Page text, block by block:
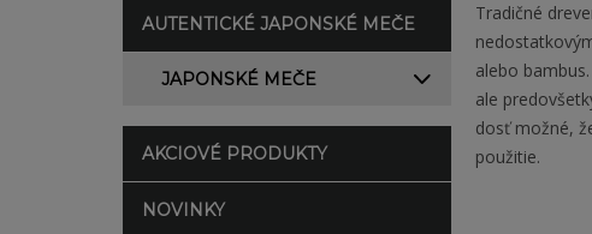
AUTENTICKÉ JAPONSKÉ MEČE
JAPONSKÉ MEČE
AKCIOVÉ PRODUKTY
NOVINKY
Tradičné
alebo
ale
dosť možné,
použitie.